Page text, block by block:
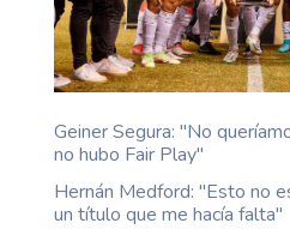
Geiner Segura: ''No
no hubo Fair Play''
Hernán Medford: ''Esto no
un título que me hacía falta''